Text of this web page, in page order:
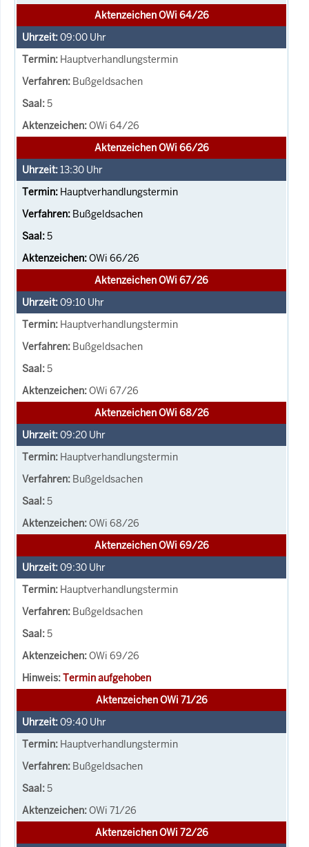
Aktenzeichen OWi 64/26
09:00 Uhr
Hauptverhandlungstermin
Bußgeldsachen
5
OWi 64/26
Aktenzeichen OWi 66/26
13:30 Uhr
Hauptverhandlungstermin
Bußgeldsachen
5
OWi 66/26
Aktenzeichen OWi 67/26
09:10 Uhr
Hauptverhandlungstermin
Bußgeldsachen
5
OWi 67/26
Aktenzeichen OWi 68/26
09:20 Uhr
Hauptverhandlungstermin
Bußgeldsachen
5
OWi 68/26
Aktenzeichen OWi 69/26
09:30 Uhr
Hauptverhandlungstermin
Bußgeldsachen
5
OWi 69/26
Termin aufgehoben
Aktenzeichen OWi 71/26
09:40 Uhr
Hauptverhandlungstermin
Bußgeldsachen
5
OWi 71/26
Aktenzeichen OWi 72/26